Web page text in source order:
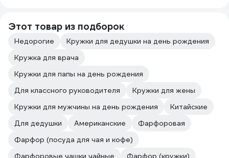
Этот товар из подборок
Недорогие
Кружки для дедушки на день рождения
Кружка для врача
Кружки для папы на день рождения
Для классного руководителя
Кружки для жены
Кружки для мужчины на день рождения
Китайские
Для дедушки
Американские
Фарфоровая
Фарфор (посуда для чая и кофе)
Фарфоровые чашки чайные
Фарфор (кружки)